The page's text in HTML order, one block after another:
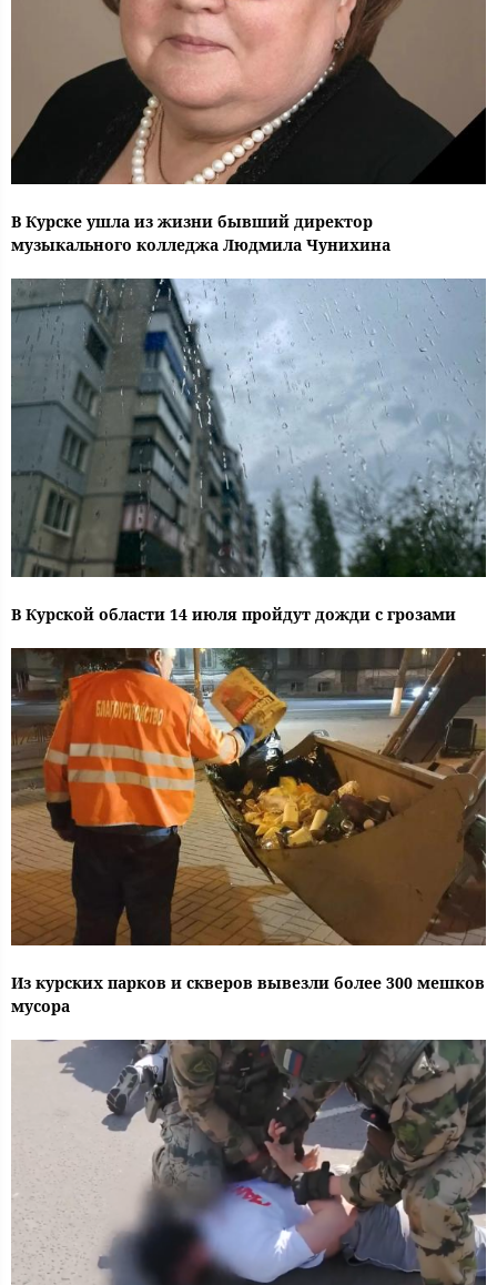
В Курске ушла из жизни бывший директор
музыкального колледжа Людмила Чунихина
В Курской области 14 июля пройдут дожди с грозами
Из курских парков и скверов вывезли более 300 мешков
мусора